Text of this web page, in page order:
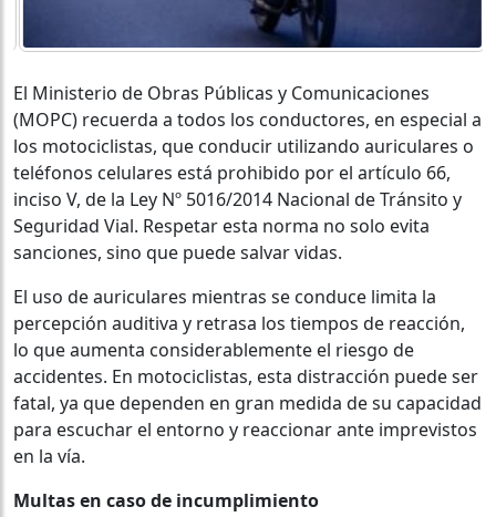
El Ministerio de Obras Públicas y Comunicaciones
(MOPC) recuerda a todos los conductores, en especial a
los motociclistas, que conducir utilizando auriculares o
teléfonos celulares está prohibido por el artículo 66,
inciso V, de la Ley Nº 5016/2014 Nacional de Tránsito y
Seguridad Vial. Respetar esta norma no solo evita
sanciones, sino que puede salvar vidas.
El uso de auriculares mientras se conduce limita la
percepción auditiva y retrasa los tiempos de reacción,
lo que aumenta considerablemente el riesgo de
accidentes. En motociclistas, esta distracción puede ser
fatal, ya que dependen en gran medida de su capacidad
para escuchar el entorno y reaccionar ante imprevistos
en la vía.
Multas en caso de incumplimiento